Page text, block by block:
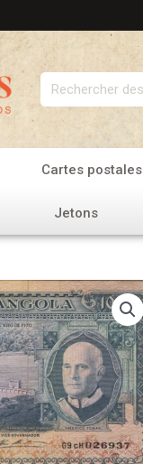
Rechercher
Cartes postales
Jetons